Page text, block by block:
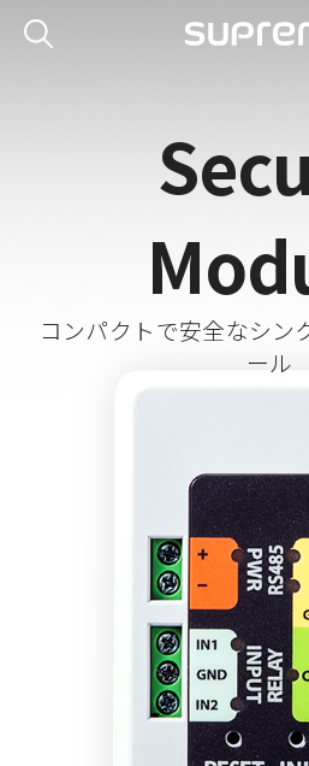
コンパクトで安全なシン
ール